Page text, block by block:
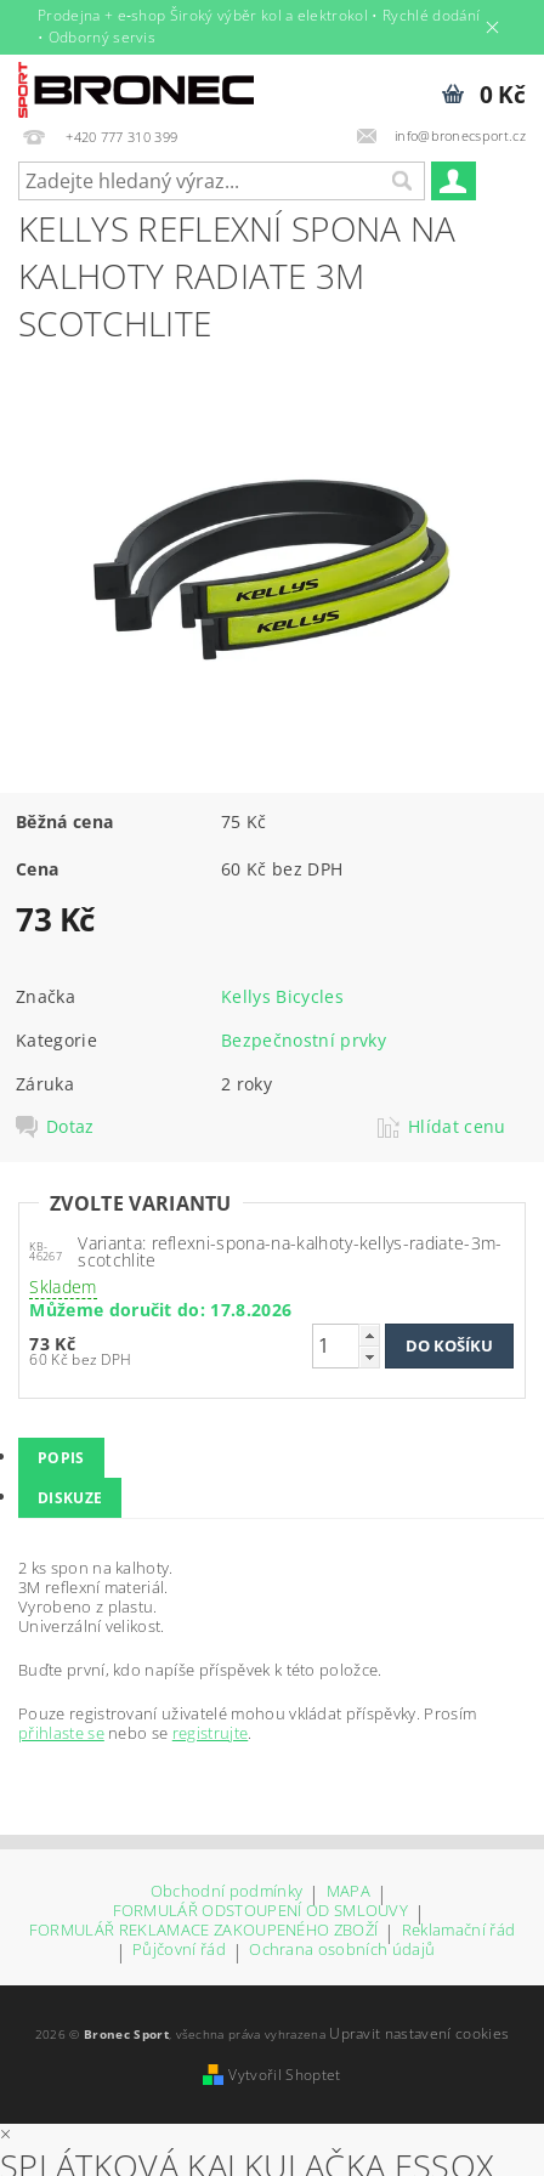
Prodejna + e‑shop Široký výběr kol a elektrokol • Rychlé dodání
• Odborný servis
+420 777 310 399 info@bronecsport.cz
0 Kč
KELLYS REFLEXNÍ SPONA NA
KALHOTY RADIATE 3M
SCOTCHLITE
Běžná cena 75 Kč
Cena 60 Kč bez DPH
73 Kč
Značka
Kellys Bicycles
Kategorie
Bezpečnostní prvky
Záruka
2 roky
Dotaz
Hlídat cenu
ZVOLTE VARIANTU
KB-
46267
Varianta: reflexni-spona-na-kalhoty-kellys-radiate-3m-
scotchlite
Skladem
Můžeme doručit do: 17.8.2026
73 Kč
60 Kč bez DPH
POPIS
DISKUZE
2 ks spon na kalhoty.
3M reflexní materiál.
Vyrobeno z plastu.
Univerzální velikost.
Buďte první, kdo napíše příspěvek k této položce.
Pouze registrovaní uživatelé mohou vkládat příspěvky. Prosím
přihlaste senebo se registrujte.
Obchodní podmínky | MAPA |
FORMULÁŘ ODSTOUPENÍ OD SMLOUVY |
FORMULÁŘ REKLAMACE ZAKOUPENÉHO ZBOŽÍ | Reklamační řád
| Půjčovní řád | Ochrana osobních údajů
2026 © Bronec Sport, všechna práva vyhrazena Upravit nastavení cookies
Vytvořil Shoptet
×
SPLÁTKOVÁ KALKULAČKA ESSOX